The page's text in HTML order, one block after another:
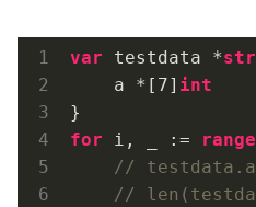
var testdata *
    a *[
7] int
for i, _ := range
// testdata.a は
//